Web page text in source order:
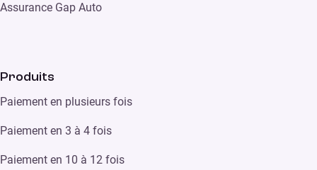
Assurance Gap Auto
Produits
Paiement en plusieurs fois
Paiement en 3 à 4 fois
Paiement en 10 à 12 fois